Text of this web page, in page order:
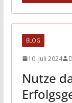
BLOG
10. Juli 2024
Nutze